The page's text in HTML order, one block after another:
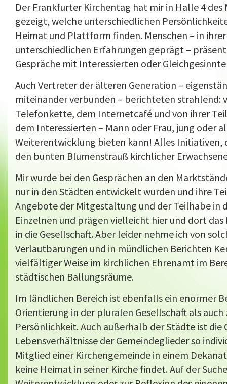
Der Frankfurter Kirchentag hat mir in Halle 4
gezeigt, welche unterschiedlichen
Heimat und Plattform finden. Menschen – in
unterschiedlichen Erfahrungen geprägt –
Gespräche mit Interessierten oder
Auch Vertreter der älteren Generation –
miteinander verbunden – berichteten strahlend:
Telefonkette, dem Internetcafé und von ihrer
dem Interessierten – Mann oder Frau, jung oder
Weiterentwicklung bieten kann! Alles
den bunten Blumenstrauß kirchlicher
Mir wurde bei den Gesprächen an den
nur in den Städten entwickelt wurden und ihre
Angebote der Mitgestaltung und der Teilhabe in
Einzelnen und prägen vielleicht hier und dort
in die Gesellschaft. Aber leider nehme ich von
Verlautbarungen und in mündlichen Berichten
vielfältiger Weise im kirchlichen Ehrenamt im
städtischen Ballungsräume.
Im ländlichen Bereich ist ebenfalls ein enormer
Orientierung in der pluralen Gesellschaft als
Persönlichkeit. Auch außerhalb der Städte ist die
Lebensverhältnisse der Gemeindeglieder so
Mitglied einer Kirchengemeinde in einem
keine Heimat in seiner Kirche findet. Auf der